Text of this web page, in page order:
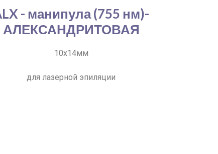
- манипула (755 нм)-
АЛЕКСАНДРИТОВАЯ
10х14мм
для лазерной эпиляции